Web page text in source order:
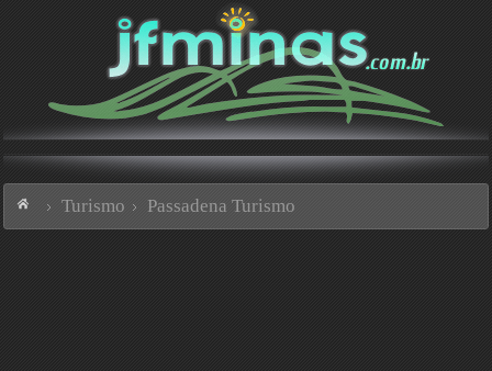
Turismo Passadena Turismo